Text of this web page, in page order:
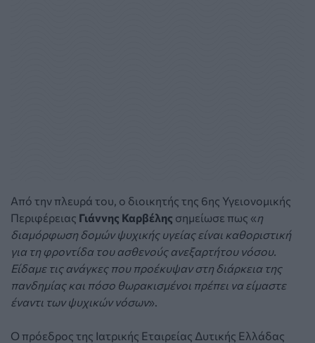
Από την πλευρά του, ο διοικητής της 6ης Υγειονομικής
Περιφέρειας Γιάννης Καρβέλης σημείωσε πως «η
διαμόρφωση δομών ψυχικής υγείας είναι καθοριστική
για τη φροντίδα του ασθενούς ανεξαρτήτου νόσου.
Είδαμε τις ανάγκες που προέκυψαν στη διάρκεια της
πανδημίας και πόσο θωρακισμένοι πρέπει να είμαστε
έναντι των ψυχικών νόσων».
Ο πρόεδρος της Ιατρικής Εταιρείας Δυτικής Ελλάδας